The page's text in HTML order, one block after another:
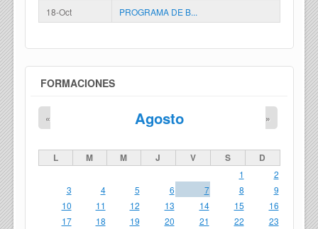
18-Oct PROGRAMA DE B...
FORMACIONES
Agosto
« »
L M M J V S D
1
2
3
4 5 6 7 8
9
10
11 12 13 14 15
16
17
18 19 20 21 22
23